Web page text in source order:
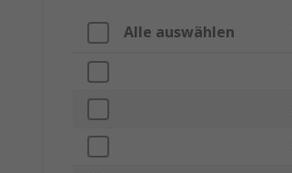
Alle auswählen